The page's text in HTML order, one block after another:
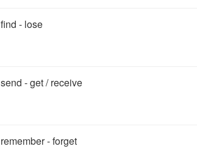
find - lose
send - get / receive
remember - forget